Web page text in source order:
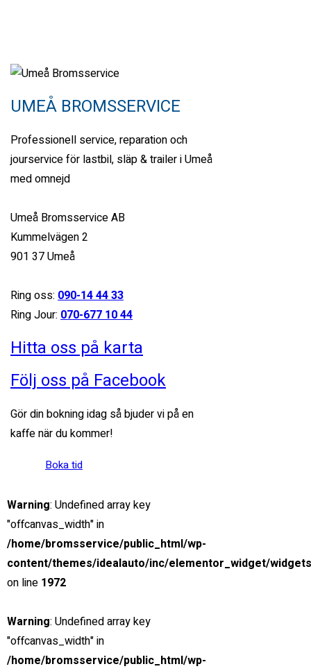
UMEÅ BROMSSERVICE
Professionell service, reparation och
jourservice för lastbil, släp & trailer i Umeå
med omnejd
Umeå Bromsservice AB
Kummelvägen 2
901 37 Umeå
Ring oss: 090-14 44 33
Ring Jour: 070-677 10 44
Hitta oss på karta
Följ oss på Facebook
Gör din bokning idag så bjuder vi på en
kaffe när du kommer!
Boka tid
Warning: Undefined array key
"offcanvas_width" in
/home/bromsservice/public_html/wp-
content/themes/idealauto/inc/elementor_widget/
on line 1972
Warning: Undefined array key
"offcanvas_width" in
/home/bromsservice/public_html/wp-
Sports car
26 januari, 2021
View compare Add to compare
View Gallery
$6,900
MSRP: $72,300
Tokyo Tina, Chapel ...
Petrol
24000
Sedan
Add to compare
$6,900
MSRP: $72,300
Mercedes-Benz S class 2 door
15000
4.4 cc
Sedan
16 oktober, 2020
SILVER MONSTER
BIGGER, STRONGER